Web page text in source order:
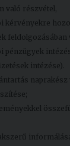
való részvétel,
kérvényekre
feldolgozásában
pénzügyek
intézése).
naprakész